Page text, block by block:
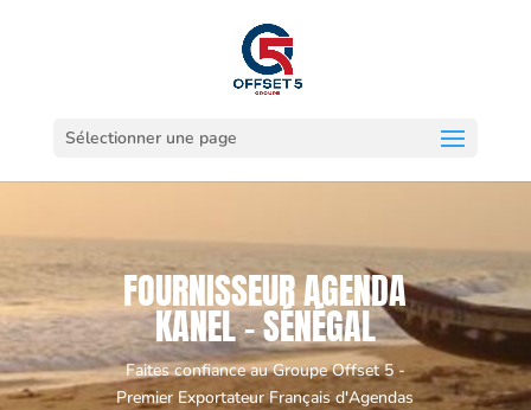
Sélectionner une page
FOURNISSEUR AGENDA
KANEL - SÉNÉGAL
Faites confiance au Groupe Offset 5 -
Premier Exportateur Français d'Agendas